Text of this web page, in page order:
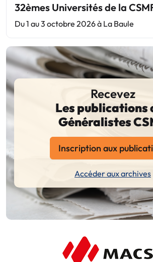
32èmes Universités de la
Du 1 au 3 octobre 2026 à La Baule
Recevez
Les publications
Généralistes
Inscription aux
Accéder aux archives